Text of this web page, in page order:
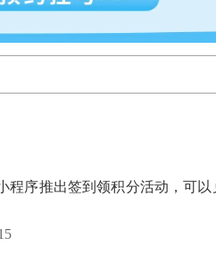
程序推出签到领积分活动，可